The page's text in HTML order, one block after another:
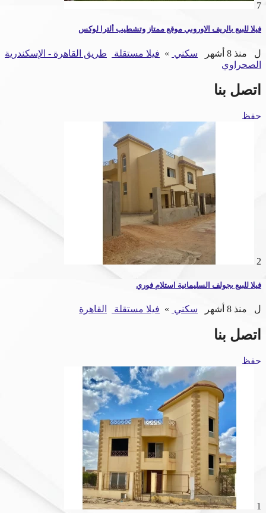
7
فيلا للبيع بالريف الاوروبي موقع ممتاز وتشطيب ألترا لوكس
ل منذ 8 أشهر سكني » فيلا مستقلة
طريق القاهرة - الإسكندرية
الصحراوي
اتصل بنا
حفظ
2
فيلا للبيع بجولف السليمانية استلام فوري
ل منذ 8 أشهر سكني » فيلا مستقلة القاهرة
اتصل بنا
حفظ
1